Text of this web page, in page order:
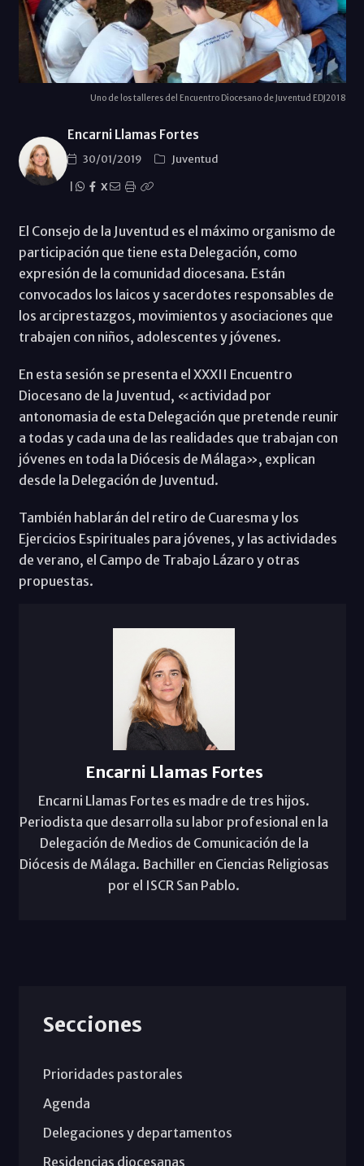
Uno de los talleres del Encuentro Diocesano de Juventud EDJ2018
Encarni Llamas Fortes
30/01/2019
Juventud
X
El Consejo de la Juventud es el máximo organismo de
participación que tiene esta Delegación, como
expresión de la comunidad diocesana. Están
convocados los laicos y sacerdotes responsables de
los arciprestazgos, movimientos y asociaciones que
trabajen con niños, adolescentes y jóvenes.
En esta sesión se presenta el XXXII Encuentro
Diocesano de la Juventud, «actividad por
antonomasia de esta Delegación que pretende reunir
a todas y cada una de las realidades que trabajan con
jóvenes en toda la Diócesis de Málaga», explican
desde la Delegación de Juventud.
También hablarán del retiro de Cuaresma y los
Ejercicios Espirituales para jóvenes, y las actividades
de verano, el Campo de Trabajo Lázaro y otras
propuestas.
Encarni Llamas Fortes
Encarni Llamas Fortes es madre de tres hijos.
Periodista que desarrolla su labor profesional en la
Delegación de Medios de Comunicación de la
Diócesis de Málaga. Bachiller en Ciencias Religiosas
por el ISCR San Pablo.
Secciones
Prioridades pastorales
Agenda
Delegaciones y departamentos
Residencias diocesanas